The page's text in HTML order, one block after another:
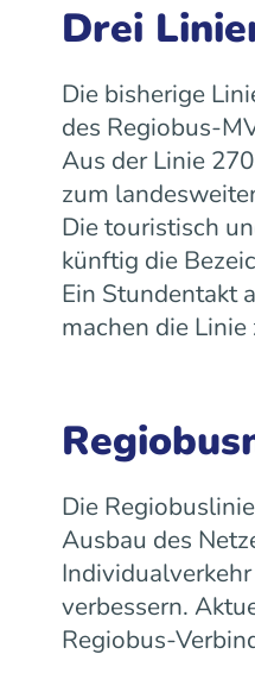
Drei
Die bisherige
des Regiobus-
Aus der Linie
zum
Die touristisch
künftig die
Ein Stundentakt
machen die
Die
Ausbau des
verbessern.
Regiobus-